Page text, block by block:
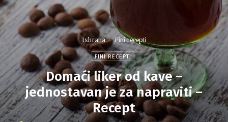
Ishrana Fini recepti
FINI RECEPTI
Domaći liker od kave –
jednostavan je za napraviti –
Recept